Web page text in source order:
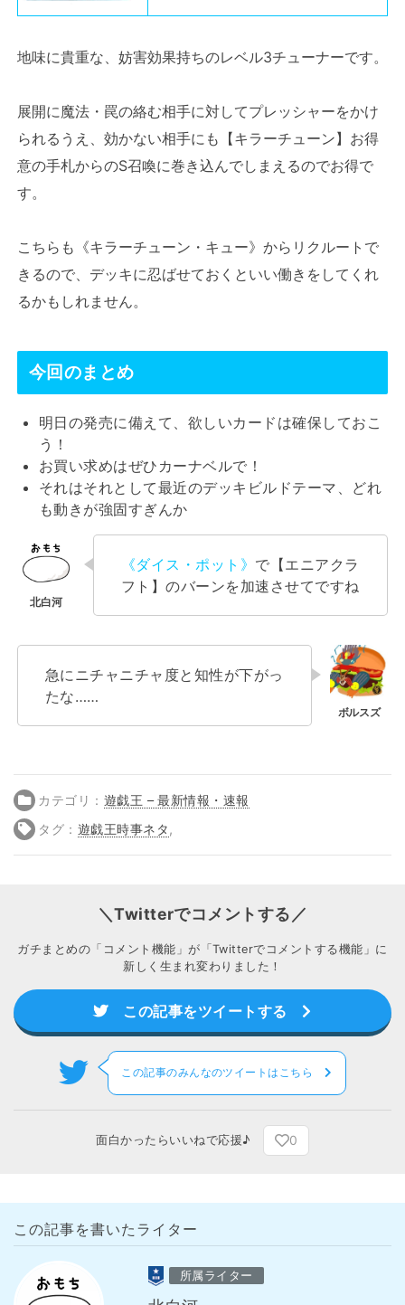
地味に貴重な、妨害効果持ちのレベル3チューナーです。
展開に魔法・罠の絡む相手に対してプレッシャーをかけ
られるうえ、効かない相手にも【キラーチューン】お得
意の手札からのS召喚に巻き込んでしまえるのでお得で
す。
こちらも《キラーチューン・キュー》からリクルートで
きるので、デッキに忍ばせておくといい働きをしてくれ
るかもしれません。
今回のまとめ
明日の発売に備えて、欲しいカードは確保しておこ
う！
お買い求めはぜひカーナベルで！
それはそれとして最近のデッキビルドテーマ、どれ
も動きが強固すぎんか
《ダイス・ポット》 で【エニアクラ
フト】のバーンを加速させてですね
急にニチャニチャ度と知性が下がっ
たな……
カテゴリ： 遊戯王 – 最新情報・速報
タグ： 遊戯王時事ネタ ,
＼Twitterでコメントする／
ガチまとめの「コメント機能」が「Twitterでコメントする機能」に
新しく生まれ変わりました！
この記事をツイートする
この記事のみんなのツイートはこちら
面白かったらいいねで応援♪ 0
この記事を書いたライター
所属ライター